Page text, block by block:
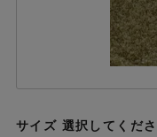
サイズ 選択してくだ